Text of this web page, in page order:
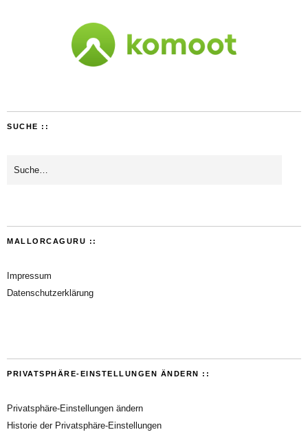
SUCHE ::
MALLORCAGURU ::
Impressum
Datenschutzerklärung
PRIVATSPHÄRE-EINSTELLUNGEN ÄNDERN ::
Privatsphäre-Einstellungen ändern
Historie der Privatsphäre-Einstellungen